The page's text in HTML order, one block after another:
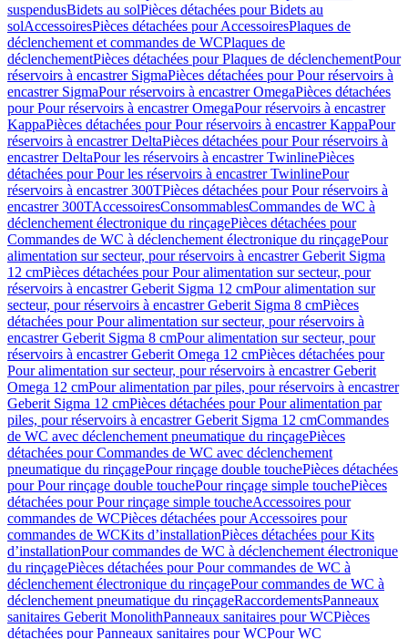
suspendusBidets au solPièces détachées pour Bidets au
solAccessoiresPièces détachées pour AccessoiresPlaques de
déclenchement et commandes de WCPlaques de
déclenchementPièces détachées pour Plaques de déclenchementPour
réservoirs à encastrer SigmaPièces détachées pour Pour réservoirs à
encastrer SigmaPour réservoirs à encastrer OmegaPièces détachées
pour Pour réservoirs à encastrer OmegaPour réservoirs à encastrer
KappaPièces détachées pour Pour réservoirs à encastrer KappaPour
réservoirs à encastrer DeltaPièces détachées pour Pour réservoirs à
encastrer DeltaPour les réservoirs à encastrer TwinlinePièces
détachées pour Pour les réservoirs à encastrer TwinlinePour
réservoirs à encastrer 300TPièces détachées pour Pour réservoirs à
encastrer 300TAccessoiresConsommablesCommandes de WC à
déclenchement électronique du rinçagePièces détachées pour
Commandes de WC à déclenchement électronique du rinçagePour
alimentation sur secteur, pour réservoirs à encastrer Geberit Sigma
12 cmPièces détachées pour Pour alimentation sur secteur, pour
réservoirs à encastrer Geberit Sigma 12 cmPour alimentation sur
secteur, pour réservoirs à encastrer Geberit Sigma 8 cmPièces
détachées pour Pour alimentation sur secteur, pour réservoirs à
encastrer Geberit Sigma 8 cmPour alimentation sur secteur, pour
réservoirs à encastrer Geberit Omega 12 cmPièces détachées pour
Pour alimentation sur secteur, pour réservoirs à encastrer Geberit
Omega 12 cmPour alimentation par piles, pour réservoirs à encastrer
Geberit Sigma 12 cmPièces détachées pour Pour alimentation par
piles, pour réservoirs à encastrer Geberit Sigma 12 cmCommandes
de WC avec déclenchement pneumatique du rinçagePièces
détachées pour Commandes de WC avec déclenchement
pneumatique du rinçagePour rinçage double touchePièces détachées
pour Pour rinçage double touchePour rinçage simple touchePièces
détachées pour Pour rinçage simple toucheAccessoires pour
commandes de WCPièces détachées pour Accessoires pour
commandes de WCKits d’installationPièces détachées pour Kits
d’installationPour commandes de WC à déclenchement électronique
du rinçagePièces détachées pour Pour commandes de WC à
déclenchement électronique du rinçagePour commandes de WC à
déclenchement pneumatique du rinçageRaccordementsPanneaux
sanitaires Geberit MonolithPanneaux sanitaires pour WCPièces
détachées pour Panneaux sanitaires pour WCPour WC